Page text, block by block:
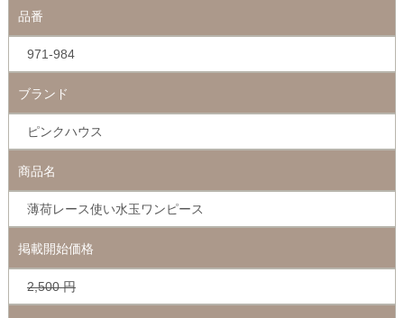
品番
971-984
ブランド
ピンクハウス
商品名
薄荷レース使い水玉ワンピース
掲載開始価格
2,500 円